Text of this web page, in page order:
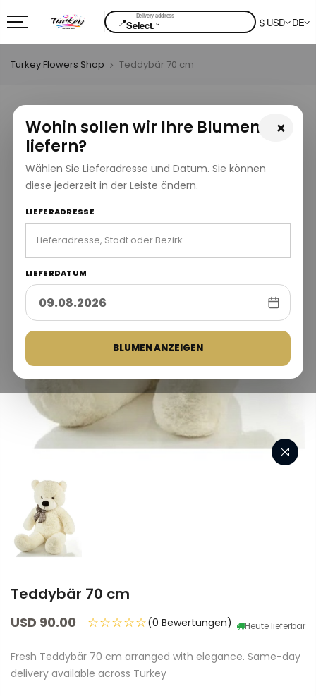
📍Select.⌄ $ USD DE
×
Wohin sollen wir Ihre Blumen
liefern?
Wählen Sie Lieferadresse und Datum. Sie können
diese jederzeit in der Leiste ändern.
LIEFERADRESSE
LIEFERDATUM
BLUMEN ANZEIGEN
Turkey Flowers Shop Teddybär 70 cm
Teddybär 70 cm
USD 90.00 Heute lieferbar
☆☆☆☆☆(0 Bewertungen)
Fresh Teddybär 70 cm arranged with elegance. Same-day
delivery available across Turkey